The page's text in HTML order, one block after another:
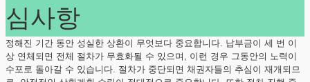
심사항
정해진 기간 동안 성실한 상환이 무엇보다 중요합니다. 납부금이 세 번 이
상 연체되면 전체 절차가 무효화될 수 있으며, 이런 경우 그동안의 노력이
수포로 돌아갈 수 있습니다. 절차가 중단되면 채권자들의 추심이 재개되므